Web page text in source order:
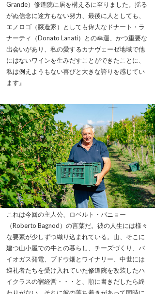
Grande）修道院に居を構えるに至りました。揺る
がぬ信念に途方もない努力、最後に人としても、
エノロゴ（醸造家）としても偉大なドナート・ラ
ナーティ（Donato Lanati）との幸運、かつ重要な
出会いがあり、私の愛するカナヴェーゼ地域で他
にはないワインを生みだすことができたことに、
私は例えようもない喜びと大きな誇りを感じてい
ます』
これは今回の主人公、ロベルト・バニョー
（Roberto Bagnod）の言葉だ。彼の人生には様々
な要素が少しずつ織り込まれている。山、そこに
建つ山小屋での牛との暮らし、チーズづくり、バ
イオガス発電、ブドウ畑とワイナリー、中世には
巡礼者たちを受け入れていた修道院を改装したハ
イクラスの宿経営・・・と、順に書きだしたら終